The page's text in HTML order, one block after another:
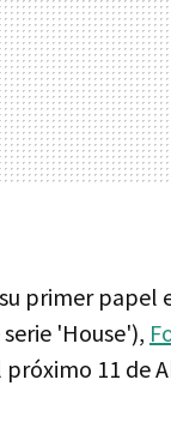
primer papel
'House'),
11 de